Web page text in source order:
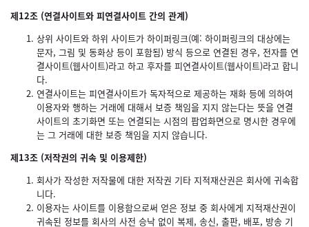
제12조 (연결사이트와 피연결사이트 간의 관계)
상위 사이트와 하위 사이트가 하이퍼링크(예: 하이퍼링크의 대상에는
문자, 그림 및 동화상 등이 포함됨) 방식 등으로 연결된 경우, 전자를 연
결사이트(웹사이트)라고 하고 후자를 피연결사이트(웹사이트)라고 합니
다.
연결사이트는 피연결사이트가 독자적으로 제공하는 재화 등에 의하여
이용자와 행하는 거래에 대해서 보증 책임을 지지 않는다는 뜻을 연결
사이트의 초기화면 또는 연결되는 시점의 팝업화면으로 명시한 경우에
는 그 거래에 대한 보증 책임을 지지 않습니다.
제13조 (저작권의 귀속 및 이용제한)
회사가 작성한 저작물에 대한 저작권 기타 지적재산권은 회사에 귀속합
니다.
이용자는 사이트를 이용함으로써 얻은 정보 중 회사에게 지적재산권이
귀속된 정보를 회사의 사전 승낙 없이 복제, 송신, 출판, 배포, 방송 기